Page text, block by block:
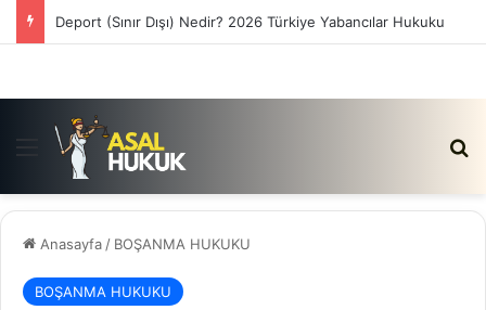
Satış Vaadi Sözleşmesi İptali Nedir?
Menü
Anasayfa / BOŞANMA HUKUKU
BOŞANMA HUKUKU